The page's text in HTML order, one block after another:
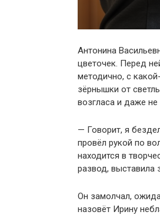
Антонина
цветочек. Перед
методично, с
зёрнышки от
возгласа и даже не
— Говорит, я
провёл рукой по
находится в
развод, выставила
Он замолчал,
назовёт Ирину